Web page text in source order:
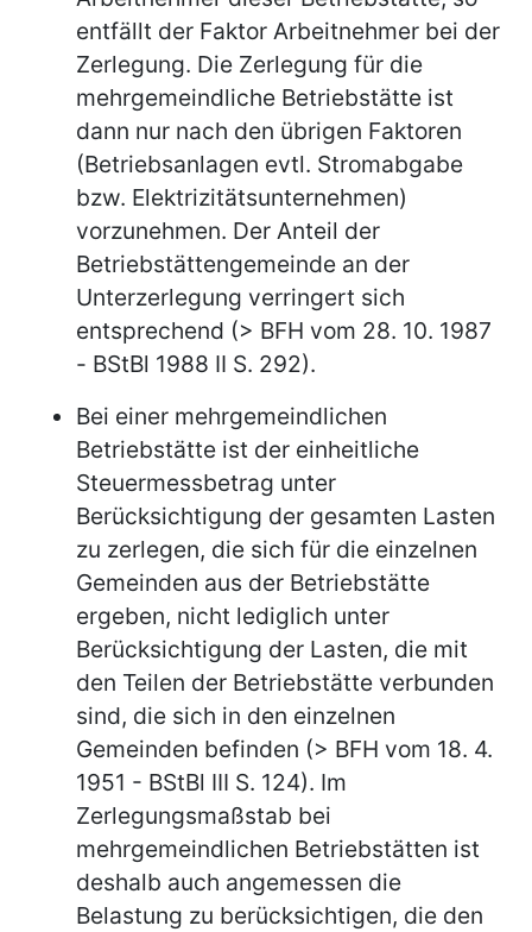
entfällt der Faktor Arbeitnehmer bei der
Zerlegung. Die Zerlegung für die
mehrgemeindliche Betriebstätte ist
dann nur nach den übrigen Faktoren
(Betriebsanlagen evtl. Stromabgabe
bzw. Elektrizitätsunternehmen)
vorzunehmen. Der Anteil der
Betriebstättengemeinde an der
Unterzerlegung verringert sich
entsprechend (> BFH vom 28. 10. 1987
- BStBl 1988 II S. 292).
Bei einer mehrgemeindlichen
Betriebstätte ist der einheitliche
Steuermessbetrag unter
Berücksichtigung der gesamten Lasten
zu zerlegen, die sich für die einzelnen
Gemeinden aus der Betriebstätte
ergeben, nicht lediglich unter
Berücksichtigung der Lasten, die mit
den Teilen der Betriebstätte verbunden
sind, die sich in den einzelnen
Gemeinden befinden (> BFH vom 18. 4.
1951 - BStBl III S. 124). Im
Zerlegungsmaßstab bei
mehrgemeindlichen Betriebstätten ist
deshalb auch angemessen die
Belastung zu berücksichtigen, die den